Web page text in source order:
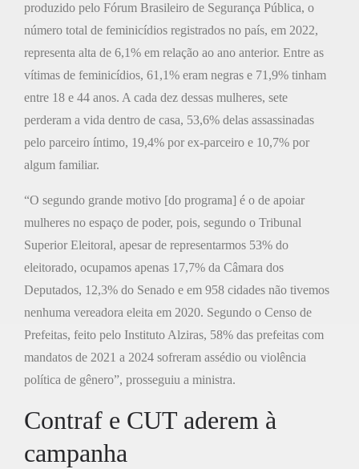
produzido pelo Fórum Brasileiro de Segurança Pública, o
número total de feminicídios registrados no país, em 2022,
representa alta de 6,1% em relação ao ano anterior. Entre as
vítimas de feminicídios, 61,1% eram negras e 71,9% tinham
entre 18 e 44 anos. A cada dez dessas mulheres, sete
perderam a vida dentro de casa, 53,6% delas assassinadas
pelo parceiro íntimo, 19,4% por ex-parceiro e 10,7% por
algum familiar.
“O segundo grande motivo [do programa] é o de apoiar
mulheres no espaço de poder, pois, segundo o Tribunal
Superior Eleitoral, apesar de representarmos 53% do
eleitorado, ocupamos apenas 17,7% da Câmara dos
Deputados, 12,3% do Senado e em 958 cidades não tivemos
nenhuma vereadora eleita em 2020. Segundo o Censo de
Prefeitas, feito pelo Instituto Alziras, 58% das prefeitas com
mandatos de 2021 a 2024 sofreram assédio ou violência
política de gênero”, prosseguiu a ministra.
Contraf e CUT aderem à
campanha